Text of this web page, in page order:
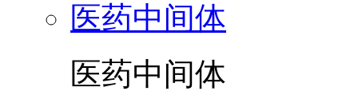
医药中间体
医药中间体